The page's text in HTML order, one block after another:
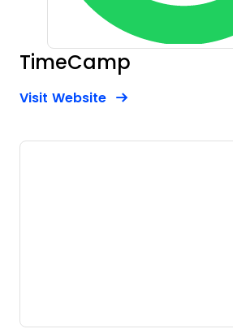
TimeCamp
Visit WebsiteOpens New Window